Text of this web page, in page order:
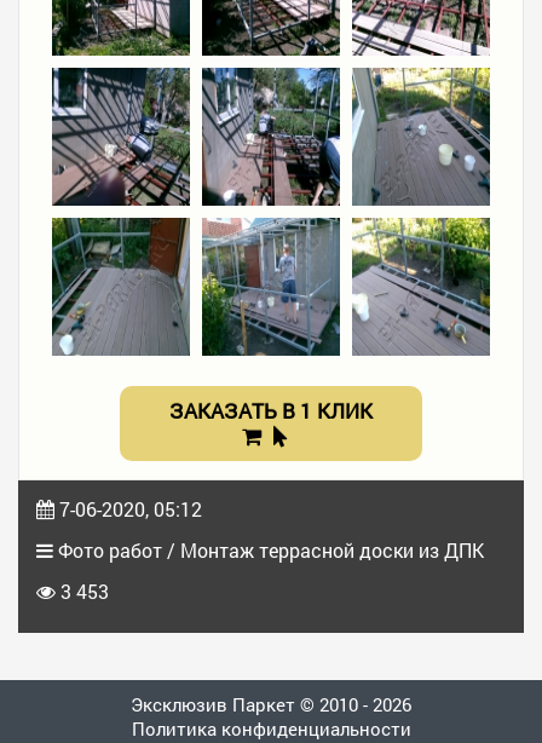
ЗАКАЗАТЬ В 1 КЛИК
7-06-2020, 05:12
Фото работ / Монтаж террасной доски из ДПК
3 453
Эксклюзив Паркет © 2010 - 2026
Политика конфиденциальности